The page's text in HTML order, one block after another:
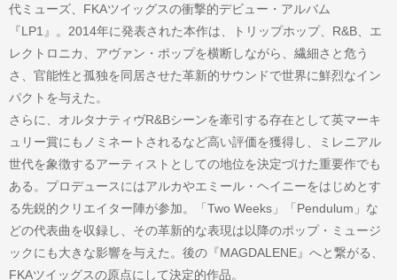
代ミューズ、FKAツイッグスの衝撃的デビュー・アルバム
『LP1』。2014年に発表された本作は、トリップホップ、R&B、エ
レクトロニカ、アヴァン・ポップを横断しながら、繊細さと危う
さ、官能性と孤独を同居させた革新的サウンドで世界に鮮烈なイン
パクトを与えた。
さらに、オルタナティヴR&Bシーンを牽引する存在として英マーキ
ュリー賞にもノミネートされるなど高い評価を獲得し、ミレニアル
世代を象徴するアーティストとしての地位を決定づけた重要作でも
ある。プロデュースにはアルカやエミール・ヘイニーをはじめとす
る先鋭的クリエイター陣が参加。「Two Weeks」「Pendulum」な
どの代表曲を収録し、その革新的な表現は以降のポップ・ミュージ
ックにも大きな影響を与えた。後の『MAGDALENE』へと繋がる、
FKAツイッグスの原点にして決定的作品。